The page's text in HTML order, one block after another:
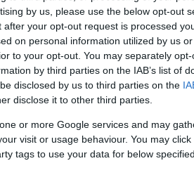
by us, please use the below opt-out
your opt-out request is processed
on personal information utilized by us
to your opt-out. You may separately
by third parties on the IAB’s list of
disclosed by us to third parties on the
disclose it to other third parties.
or more Google services and may
visit or usage behaviour. You may
tags to use your data for below
την αύξηση των
την ενίσχυση της
Και παρουσίασε πέντε
που είναι:
2025 θα είναι πρώτα από όλα
εισφορών. Και
των επιχειρήσεων. Έχει ήδη
των ασφαλιστικών εισφορών